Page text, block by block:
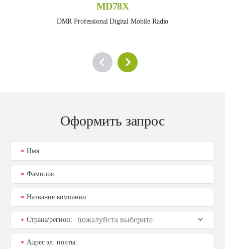
MD78X
DMR Professional Digital Mobile Radio
Оформить запрос
Имя:
*
Фамилия:
*
Название компании:
*
Страна/регион:
*
Адрес эл. почты:
*